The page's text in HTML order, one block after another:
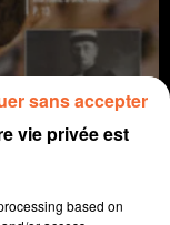
vie privée est
based on
sans accepter